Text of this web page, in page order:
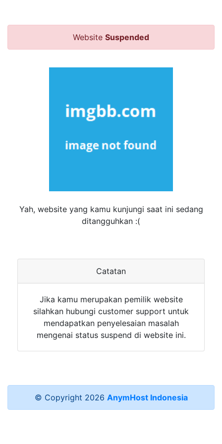
Website Suspended
Yah, website yang kamu kunjungi saat ini sedang
ditangguhkan :(
Catatan
Jika kamu merupakan pemilik website
silahkan hubungi customer support untuk
mendapatkan penyelesaian masalah
mengenai status suspend di website ini.
© Copyright 2026 AnymHost Indonesia